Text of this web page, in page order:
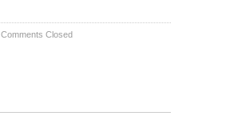
Comments Closed